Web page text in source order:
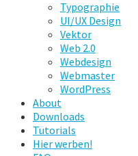
Typographie
UI/UX Design
Vektor
Web 2.0
Webdesign
Webmaster
WordPress
About
Downloads
Tutorials
Hier werben!